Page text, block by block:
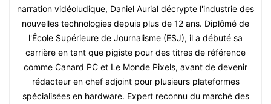
narration vidéoludique, Daniel Aurial décrypte l'industrie des
nouvelles technologies depuis plus de 12 ans. Diplômé de
l'École Supérieure de Journalisme (ESJ), il a débuté sa
carrière en tant que pigiste pour des titres de référence
comme Canard PC et Le Monde Pixels, avant de devenir
rédacteur en chef adjoint pour plusieurs plateformes
spécialisées en hardware. Expert reconnu du marché des